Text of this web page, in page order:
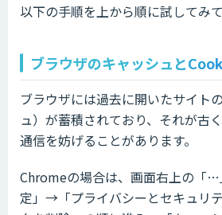
以下の手順を上から順に試してみ
ブラウザのキャッシュと
ブラウザには過去に開いたサイト
ュ）が蓄積されており、それが古
通信を妨げることがあります。
Chromeの場合は、画面右上の「
定」→「プライバシーとセキュリ